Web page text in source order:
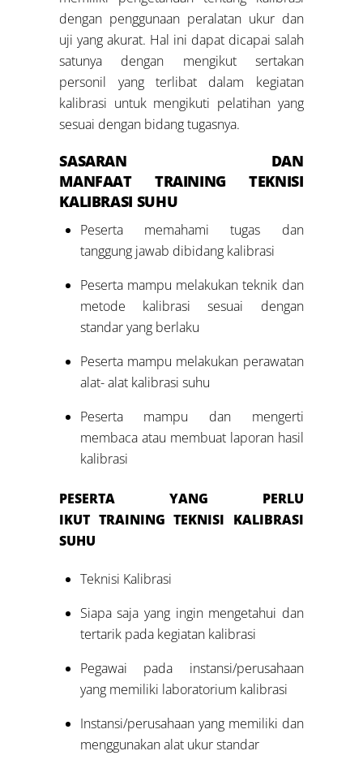
dengan penggunaan peralatan ukur dan
uji yang akurat. Hal ini dapat dicapai salah
satunya dengan mengikut sertakan
personil yang terlibat dalam kegiatan
kalibrasi untuk mengikuti pelatihan yang
sesuai dengan bidang tugasnya.
SASARAN DAN
MANFAAT TRAININGTEKNISI
KALIBRASI SUHU
Peserta memahami tugas dan
tanggung jawab dibidang kalibrasi
Peserta mampu melakukan teknik dan
metode kalibrasi sesuai dengan
standar yang berlaku
Peserta mampu melakukan perawatan
alat- alat kalibrasi suhu
Peserta mampu dan mengerti
membaca atau membuat laporan hasil
kalibrasi
PESERTA YANG PERLU
IKUT TRAININGTEKNISI KALIBRASI
SUHU
Teknisi Kalibrasi
Siapa saja yang ingin mengetahui dan
tertarik pada kegiatan kalibrasi
Pegawai pada instansi/perusahaan
yang memiliki laboratorium kalibrasi
Instansi/perusahaan yang memiliki dan
menggunakan alat ukur standar